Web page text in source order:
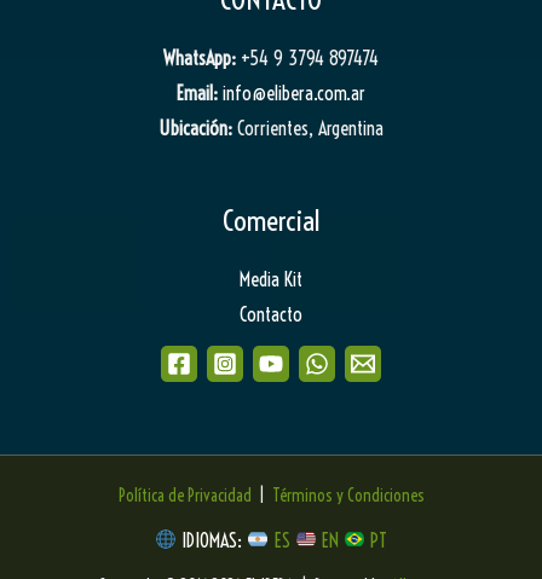
WhatsApp: +54 9 3794 897474
Email: info@elibera.com.ar
Ubicación: Corrientes, Argentina
Comercial
Media Kit
Contacto
Política de Privacidad Términos y Condiciones
IDIOMAS: ES EN PT